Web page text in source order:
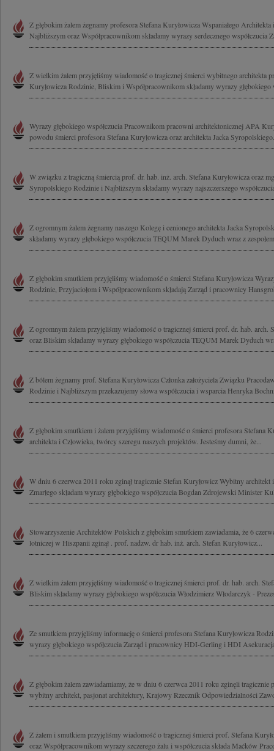
Z głębokim żalem żegnamy profesora Stefana Kuryłowicza Wspaniałego
Najbliższym oraz Współpracownikom składamy wyrazy serdecznego współczucia
Z wielkim żalem przyjęliśmy wiadomość o tragicznej śmierci wybitnego architekta
Kuryłowicza Rodzinie, Bliskim i Współpracownikom składamy wyrazy głębokiego
Wyrazy głębokiego współczucia Pracownikom pracowni architektonicznej APA
powodu śmierci profesora Stefana Kuryłowicza oraz architekta Jacka
W związku z tragiczną śmiercią prof. dr. hab. inż. arch. Stefana Kuryłowicza oraz
Syropolskiego Rodzinie i Najbliższym składamy wyrazy najszczerszego
Z ogromnym żalem żegnamy naszego Kolegę i cenionego architekta Jacka
składamy wyrazy głębokiego współczucia TEQUM Marek Dyduch wraz z zespołem
Z głębokim smutkiem przyjęliśmy wiadomość o śmierci Stefana Kuryłowicza
Rodzinie, Przyjaciołom i Współpracownikom składają Zarząd i pracownicy
Z ogromnym żalem przyjęliśmy wiadomość o tragicznej śmierci prof. dr. hab. arch.
oraz Bliskim składamy wyrazy głębokiego współczucia TEQUM Marek Dyduch
Z bólem żegnamy prof. Stefana Kuryłowicza Członka założyciela Związku
Rodzinie i Najbliższym przekazujemy słowa współczucia i wsparcia Henryka
Z głębokim smutkiem i żalem przyjęliśmy wiadomość o śmierci profesora Stefana
architekta i Człowieka, twórcy szeregu naszych projektów. Jesteśmy dumni, że...
W dniu 6 czerwca 2011 roku zginął tragicznie Stefan Kuryłowicz Wybitny architekt
Zmarłego składam wyrazy głębokiego współczucia Bogdan Zdrojewski Minister
Stowarzyszenie Architektów Polskich z głębokim smutkiem zawiadamia, że 6
lotniczej w Hiszpanii zginął . prof. nadzw. dr hab. inż. arch. Stefan Kuryłowicz...
Z wielkim żalem przyjęliśmy wiadomość o tragicznej śmierci prof. dr. hab. arch.
Bliskim składamy wyrazy głębokiego współczucia Włodzimierz Włodarczyk -
Ze smutkiem przyjęliśmy informację o śmierci profesora Stefana Kuryłowicza
wyrazy głębokiego współczucia Zarząd i pracownicy HDI-Gerling i HDI
Z głębokim żalem zawiadamiamy, że w dniu 6 czerwca 2011 roku zginęli tragicznie
wybitny architekt, pasjonat architektury, Krajowy Rzecznik Odpowiedzialności
Z żalem i smutkiem przyjęliśmy wiadomość o tragicznej śmierci prof. Stefana
oraz Współpracownikom wyrazy szczerego żalu i współczucia składa Maćków